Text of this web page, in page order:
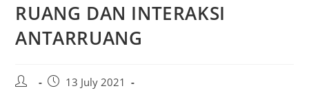
RUANG DAN INTERAKSI
ANTARRUANG
13 July 2021